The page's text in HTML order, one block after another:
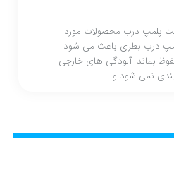
پلمپ درب محصولات مورد
پلمپ درب بطری باعث می شود
بماند. آلودگی های خارجی
نمی شود و…